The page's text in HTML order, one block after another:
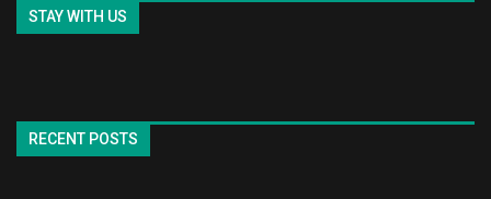
STAY WITH US
RECENT POSTS